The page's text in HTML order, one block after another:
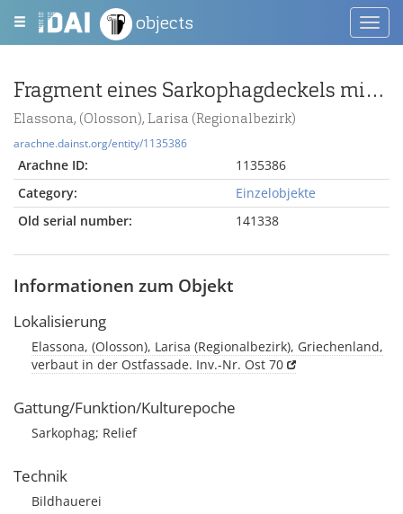
objects
Fragment eines Sarkophagdeckels mit Schuppendekor
Elassona, (Olosson), Larisa (Regionalbezirk)
arachne.dainst.org/entity/1135386
Arachne ID:
1135386
Category:
Einzelobjekte
Old serial number:
141338
Informationen zum Objekt
Lokalisierung
Elassona, (Olosson), Larisa (Regionalbezirk), Griechenland,
verbaut in der Ostfassade. Inv.-Nr. Ost 70
Gattung/Funktion/Kulturepoche
Sarkophag; Relief
Technik
Bildhauerei